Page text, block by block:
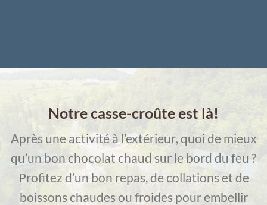
Notre casse-croûte est là!
Après une activité à l’extérieur, quoi de mieux
qu’un bon chocolat chaud sur le bord du feu ?
Profitez d’un bon repas, de collations et de
boissons chaudes ou froides pour embellir